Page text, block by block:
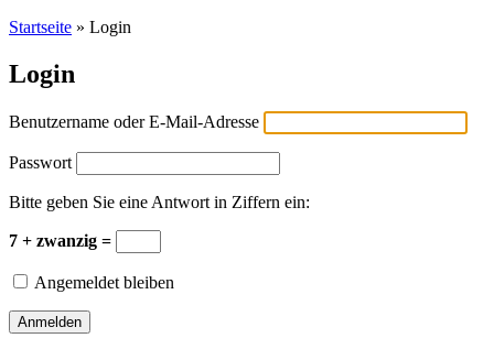
Startseite » Login
Login
Benutzername oder E-Mail-Adresse
Passwort
Bitte geben Sie eine Antwort in Ziffern ein:
7 + zwanzig =
Angemeldet bleiben